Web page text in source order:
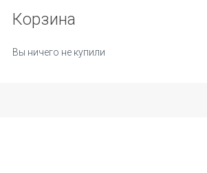
Корзина
Вы ничего не купили